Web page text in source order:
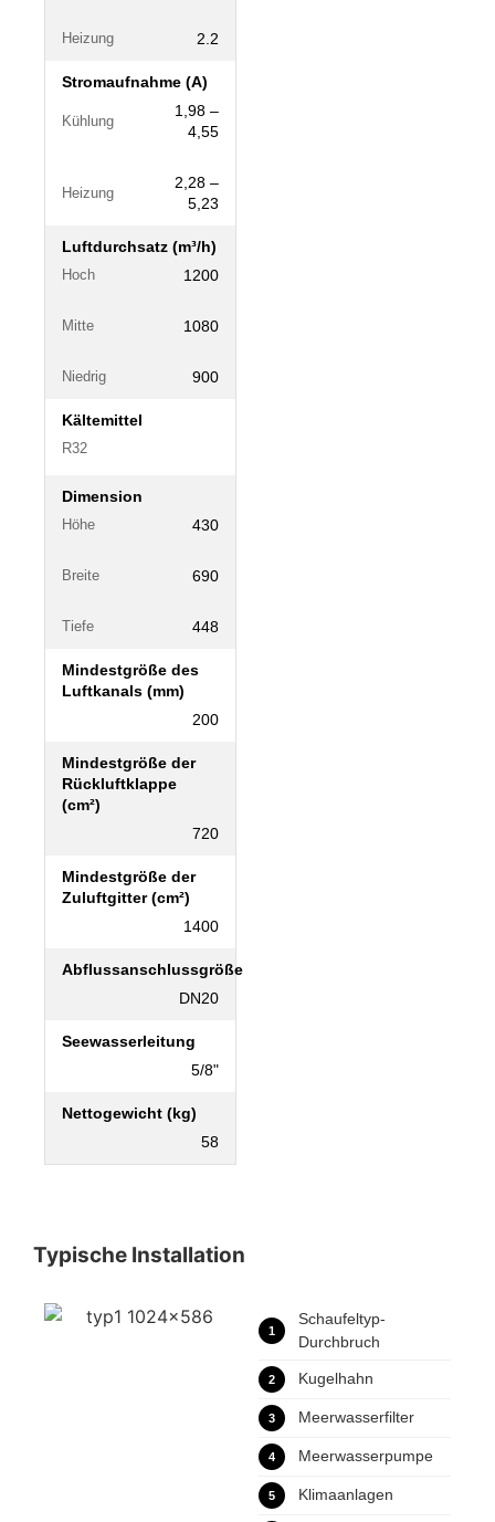
Heizung 2.2
Stromaufnahme (A)
Kühlung
1,98 –
4,55
Heizung
2,28 –
5,23
Luftdurchsatz (m³/h)
Hoch 1200
Mitte 1080
Niedrig 900
Kältemittel
R32
Dimension
Höhe 430
Breite 690
Tiefe 448
Mindestgröße des
Luftkanals (mm)
200
Mindestgröße der
Rückluftklappe
(cm²)
720
Mindestgröße der
Zuluftgitter (cm²)
1400
Abflussanschlussgröße
DN20
Seewasserleitung
5/8"
Nettogewicht (kg)
58
Typische Installation
1
Schaufeltyp-
Durchbruch
2 Kugelhahn
3 Meerwasserfilter
4 Meerwasserpumpe
5 Klimaanlagen